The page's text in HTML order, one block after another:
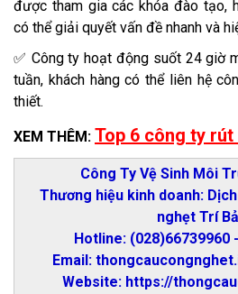
được tham gia các khóa đào tạo,
có thể giải quyết vấn đề nhanh và
✅ Công ty hoạt động suốt 24 giờ
tuần, khách hàng có thể liên hệ
thiết.
XEM THÊM: Top 6 công ty
Công Ty Vệ Sinh Môi
Thương hiệu kinh doanh:
nghẹt Trí
Hotline: (028)66739960
Email:
Website: https://